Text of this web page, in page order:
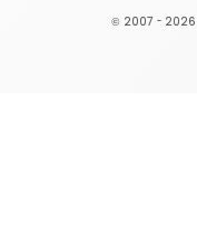
© 2007 - 2026